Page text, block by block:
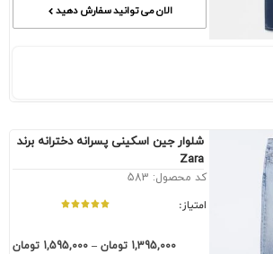
الان می توانید سفارش دهید
شلوار جین اسکینی پسرانه دخترانه برند
Zara
کد محصول: 583
امتیاز:
1,395,000 تومان –
1,595,000 تومان